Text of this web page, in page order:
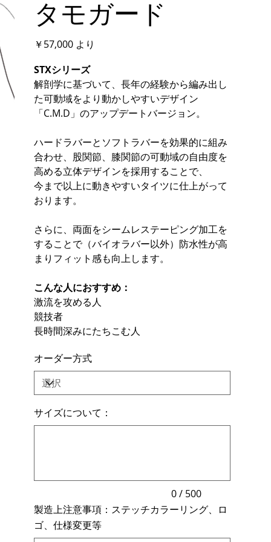
タモガード
価
格
￥57,000 より
STXシリーズ
解剖学に基づいて、長年の経験から編み出し
た可動域をより動かしやすいデザイン
「C.M.D」のアップデートバージョン。
ハードラバーとソフトラバーを効果的に組み
合わせ、股関節、膝関節の可動域の自由度を
高める立体デザインを採用することで、
今まで以上に動きやすいタイツに仕上がって
おります。
さらに、両面をシームレステーピング加工を
することで（バイオラバー以外）防水性が高
まりフィット感も向上します。
こんな人におすすめ：
激流を攻める人
競技者
長時間深みにたちこむ人
オーダー方式
サイズについて：
入
き
ま
す。
0 / 500
製造上注意事項：ステッチカラーリング、ロ
ゴ、仕様変更等